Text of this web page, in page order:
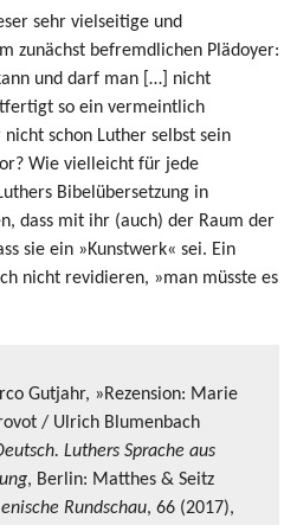
sehr vielseitige und
zunächst befremdlichen Plädoyer:
und darf man […] nicht
so ein vermeintlich
nicht schon Luther selbst sein
Wie vielleicht für jede
Bibelübersetzung in
dass mit ihr (auch) der Raum der
sie ein »Kunstwerk« sei. Ein
nicht revidieren, »man müsste es
Gutjahr, »Rezension: Marie
/ Ulrich Blumenbach
Luthers Sprache aus
, Berlin: Matthes & Seitz
Rundschau, 66 (2017),